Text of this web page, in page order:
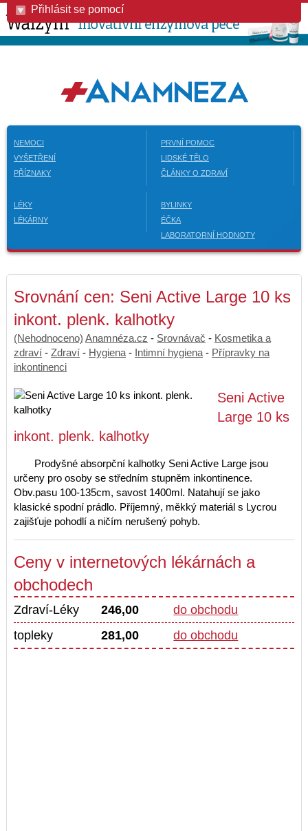
Přihlásit se pomocí
NEMOCI
VYŠETŘENÍ
PŘÍZNAKY
PRVNÍ POMOC
LIDSKÉ TĚLO
ČLÁNKY O ZDRAVÍ
LÉKY
LÉKÁRNY
BYLINKY
ÉČKA
LABORATORNÍ HODNOTY
Srovnání cen: Seni Active Large 10 ks
inkont. plenk. kalhotky
(Nehodnoceno) Anamnéza.cz - Srovnávač - Kosmetika a
zdraví - Zdraví - Hygiena - Intimní hygiena - Přípravky na
inkontinenci
Seni Active
Large 10 ks
inkont. plenk. kalhotky
Prodyšné absorpční kalhotky Seni Active Large jsou
určeny pro osoby se středním stupněm inkontinence.
Obv.pasu 100-135cm, savost 1400ml. Natahují se jako
klasické spodní prádlo. Příjemný, měkký materiál s Lycrou
zajišťuje pohodlí a ničím nerušený pohyb.
Ceny v internetových lékárnách a
obchodech
Zdraví-Léky 246,00
do obchodu
topleky
281,00 do obchodu